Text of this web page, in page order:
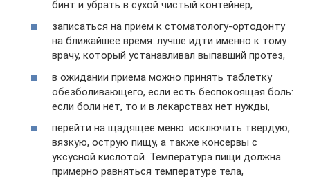
бинт и убрать в сухой чистый контейнер,
записаться на прием к стоматологу-ортодонту
на ближайшее время: лучше идти именно к тому
врачу, который устанавливал выпавший протез,
в ожидании приема можно принять таблетку
обезболивающего, если есть беспокоящая боль:
если боли нет, то и в лекарствах нет нужды,
перейти на щадящее меню: исключить твердую,
вязкую, острую пищу, а также консервы с
уксусной кислотой. Температура пищи должна
примерно равняться температуре тела,